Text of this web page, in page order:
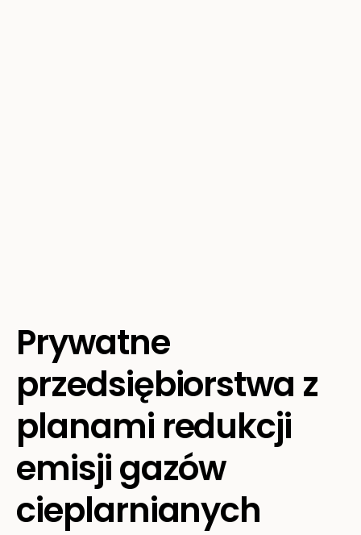
Prywatne
przedsiębiorstwa z
planami redukcji
emisji gazów
cieplarnianych